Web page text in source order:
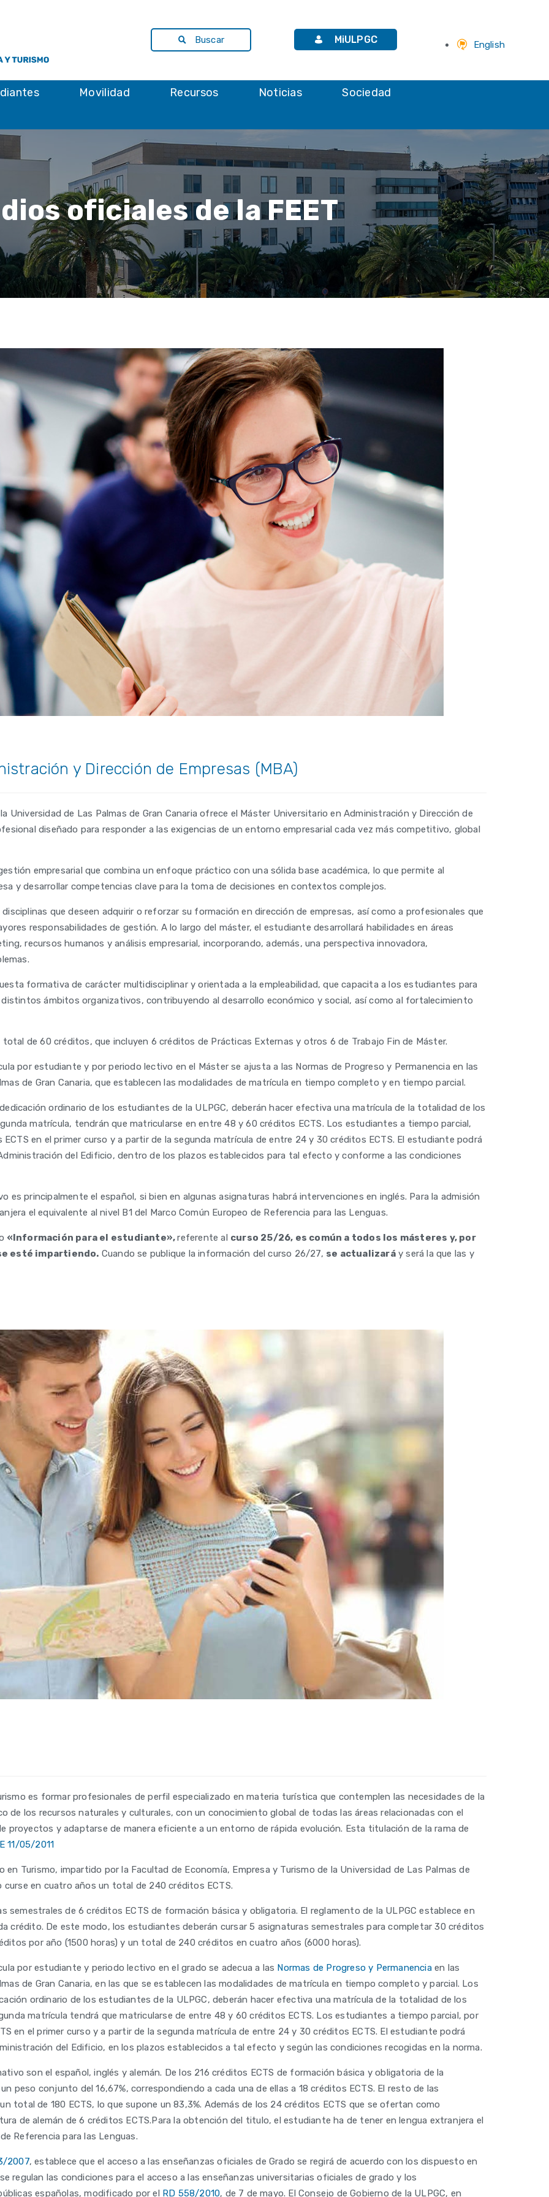
Buscar MiULPGC English
Movilidad Recursos Noticias Sociedad
oficiales de la FEET
y Dirección de Empresas (MBA)
Universidad de Las Palmas de Gran Canaria ofrece el Máster Universitario en Administración y Dirección de
diseñado para responder a las exigencias de un entorno empresarial cada vez más competitivo, global
empresarial que combina un enfoque práctico con una sólida base académica, lo que permite al
y desarrollar competencias clave para la toma de decisiones en contextos complejos.
que deseen adquirir o reforzar su formación en dirección de empresas, así como a profesionales que
responsabilidades de gestión. A lo largo del máster, el estudiante desarrollará habilidades en áreas
recursos humanos y análisis empresarial, incorporando, además, una perspectiva innovadora,
formativa de carácter multidisciplinar y orientada a la empleabilidad, que capacita a los estudiantes para
ámbitos organizativos, contribuyendo al desarrollo económico y social, así como al fortalecimiento
de 60 créditos, que incluyen 6 créditos de Prácticas Externas y otros 6 de Trabajo Fin de Máster.
por estudiante y por periodo lectivo en el Máster se ajusta a las Normas de Progreso y Permanencia en las
de Gran Canaria, que establecen las modalidades de matrícula en tiempo completo y en tiempo parcial.
ordinario de los estudiantes de la ULPGC, deberán hacer efectiva una matrícula de la totalidad de los
matrícula, tendrán que matricularse en entre 48 y 60 créditos ECTS. Los estudiantes a tiempo parcial,
en el primer curso y a partir de la segunda matrícula de entre 24 y 30 créditos ECTS. El estudiante podrá
del Edificio, dentro de los plazos establecidos para tal efecto y conforme a las condiciones
es principalmente el español, si bien en algunas asignaturas habrá intervenciones en inglés. Para la admisión
el equivalente al nivel B1 del Marco Común Europeo de Referencia para las Lenguas.
«Información para el estudiante»,referente al curso 25/26, es común a todos los másteres y, por
esté impartiendo. Cuando se publique la información del curso 26/27, se actualizaráy será la que las y
es formar profesionales de perfil especializado en materia turística que contemplen las necesidades de la
de los recursos naturales y culturales, con un conocimiento global de todas las áreas relacionadas con el
proyectos y adaptarse de manera eficiente a un entorno de rápida evolución. Esta titulación de la rama de
11/05/2011
Turismo, impartido por la Facultad de Economía, Empresa y Turismo de la Universidad de Las Palmas de
curse en cuatro años un total de 240 créditos ECTS.
semestrales de 6 créditos ECTS de formación básica y obligatoria. El reglamento de la ULPGC establece en
crédito. De este modo, los estudiantes deberán cursar 5 asignaturas semestrales para completar 30 créditos
por año (1500 horas) y un total de 240 créditos en cuatro años (6000 horas).
por estudiante y periodo lectivo en el grado se adecua a las Normas de Progreso y Permanenciaen las
de Gran Canaria, en las que se establecen las modalidades de matrícula en tiempo completo y parcial. Los
ordinario de los estudiantes de la ULPGC, deberán hacer efectiva una matrícula de la totalidad de los
matrícula tendrá que matricularse de entre 48 y 60 créditos ECTS. Los estudiantes a tiempo parcial, por
en el primer curso y a partir de la segunda matrícula de entre 24 y 30 créditos ECTS. El estudiante podrá
del Edificio, en los plazos establecidos a tal efecto y según las condiciones recogidas en la norma.
son el español, inglés y alemán. De los 216 créditos ECTS de formación básica y obligatoria de la
peso conjunto del 16,67%, correspondiendo a cada una de ellas a 18 créditos ECTS. El resto de las
total de 180 ECTS, lo que supone un 83,3%. Además de los 24 créditos ECTS que se ofertan como
de alemán de 6 créditos ECTS.Para la obtención del titulo, el estudiante ha de tener en lengua extranjera el
Referencia para las Lenguas.
2007, establece que el acceso a las enseñanzas oficiales de Grado se regirá de acuerdo con los dispuesto en
regulan las condiciones para el acceso a las enseñanzas universitarias oficiales de grado y los
españolas, modificado por el RD 558/2010, de 7 de mayo. El Consejo de Gobierno de la ULPGC, en